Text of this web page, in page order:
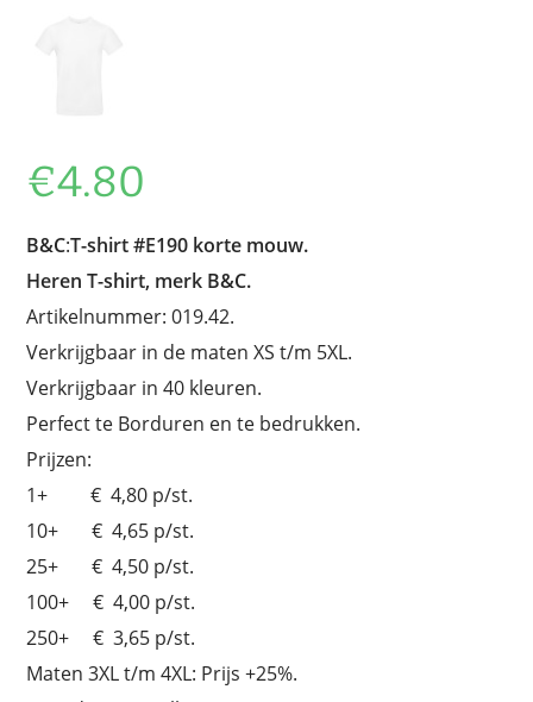
€4.80
B&C:T-shirt #E190 korte mouw.
Heren T-shirt, merk B&C.
Artikelnummer: 019.42.
Verkrijgbaar in de maten XS t/m 5XL.
Verkrijgbaar in 40 kleuren.
Perfect te Borduren en te bedrukken.
Prijzen:
1+ € 4,80 p/st.
10+ € 4,65 p/st.
25+ € 4,50 p/st.
100+ € 4,00 p/st.
250+ € 3,65 p/st.
Maten 3XL t/m 4XL: Prijs +25%.